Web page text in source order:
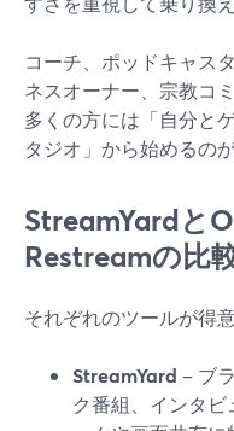
コーチ、ポッドキャス
ネスオーナー、宗教コ
多くの方には「自分と
タジオ」から始めるの
StreamYardと
Restreamの比
それぞれのツールが得
StreamYard – ブ
ク番組、インタ